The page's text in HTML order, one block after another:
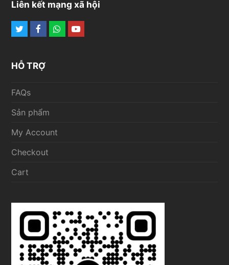
Liên kết mạng xã hội
TwitterFacebook
Whatsapp
Youtube
HỖ TRỢ
FAQs
Sản phẩm
My Account
Checkout
Cart